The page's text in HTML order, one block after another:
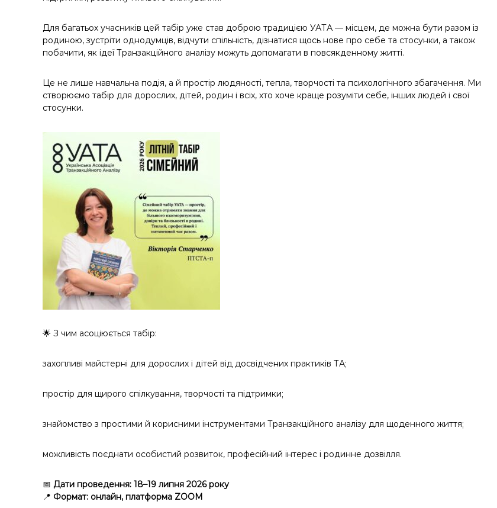
Для багатьох учасників цей табір уже став доброю традицією УАТА — місцем, де можна бути разом із
родиною, зустріти однодумців, відчути спільність, дізнатися щось нове про себе та стосунки, а також
побачити, як ідеї Транзакційного аналізу можуть допомагати в повсякденному житті.
Це не лише навчальна подія, а й простір людяності, тепла, творчості та психологічного збагачення. Ми
створюємо табір для дорослих, дітей, родин і всіх, хто хоче краще розуміти себе, інших людей і свої
стосунки.
🌟 З чим асоціюється табір:
захопливі майстерні для дорослих і дітей від досвідчених практиків ТА;
простір для щирого спілкування, творчості та підтримки;
знайомство з простими й корисними інструментами Транзакційного аналізу для щоденного життя;
можливість поєднати особистий розвиток, професійний інтерес і родинне дозвілля.
📅 Дати проведення: 18–19 липня 2026 року
📍 Формат: онлайн, платформа ZOOM